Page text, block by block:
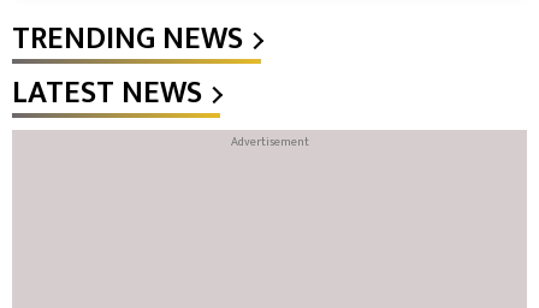
TRENDING NEWS
LATEST NEWS